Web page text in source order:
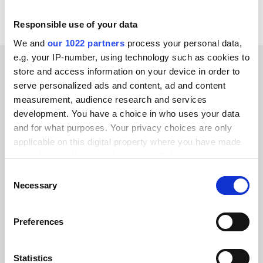
Responsible use of your data
We and our 1022 partners process your personal data,
e.g. your IP-number, using technology such as cookies to
store and access information on your device in order to
serve personalized ads and content, ad and content
measurement, audience research and services
development. You have a choice in who uses your data
and for what purposes. Your privacy choices are only
applicable on this digital property where you have made
your choices. You can change or withdraw your consent
the Privacy trigger icon.
Collect information about your geographical location
Identify your device by actively scanning it for
Selection
Necessary
Preferences
Statistics
ERFOLGSGESCHICHTEN UNSERER KUNDEN
Lesen Sie alle Bewertungen
unserer Kunden
Kontrolle über unsere Daten. Endlich
können es systemübergreifend